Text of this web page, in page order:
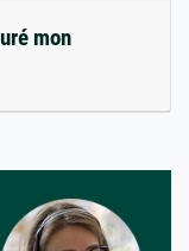
mon